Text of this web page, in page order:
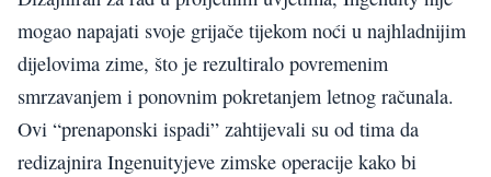
mogao napajati svoje grijače tijekom noći u najhladnijim
dijelovima zime, što je rezultiralo povremenim
smrzavanjem i ponovnim pokretanjem letnog računala.
Ovi “prenaponski ispadi” zahtijevali su od tima da
redizajnira Ingenuityjeve zimske operacije kako bi